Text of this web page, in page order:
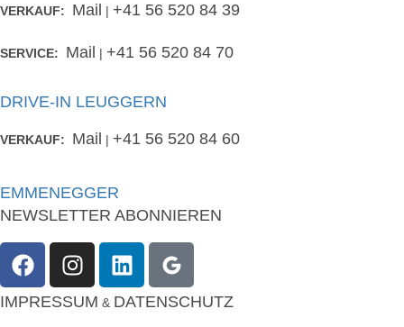
VERKAUF: Mail | +41 56 520 84 39
SERVICE: Mail | +41 56 520 84 70
DRIVE-IN LEUGGERN
VERKAUF: Mail | +41 56 520 84 60
EMMENEGGER
NEWSLETTER ABONNIEREN
IMPRESSUM & DATENSCHUTZ